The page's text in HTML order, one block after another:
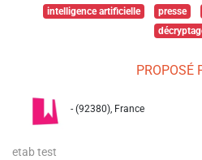
intelligence artificielle presse
PROPOSÉ
- (92380), France
etab test